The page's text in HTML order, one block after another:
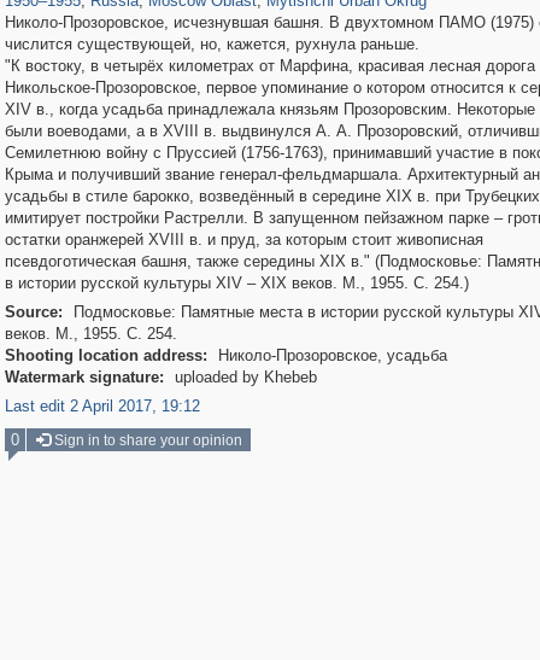
Николо-Прозоровское, исчезнувшая башня. В двухтомном ПАМО
числится существующей, но, кажется, рухнула раньше.
"К востоку, в четырёх километрах от Марфина, красивая лесная дорога
Никольское-Прозоровское, первое упоминание о котором относится к
XIV в., когда усадьба принадлежала князьям Прозоровским. Некоторые
были воеводами, а в XVIII в. выдвинулся А. А. Прозоровский,
Семилетнюю войну с Пруссией (1756-1763), принимавший участие в
Крыма и получивший звание генерал-фельдмаршала. Архитектурный
усадьбы в стиле барокко, возведённый в середине XIX в. при
имитирует постройки Растрелли. В запущенном пейзажном парке –
остатки оранжерей XVIII в. и пруд, за которым стоит живописная
псевдоготическая башня, также середины XIX в." (Подмосковье:
в истории русской культуры XIV – XIX веков. М., 1955. С. 254.)
Source:
Подмосковье: Памятные места в истории русской культуры
веков. М., 1955. С. 254.
Shooting location address:
Николо-Прозоровское, усадьба
Watermark signature:
uploaded by Khebeb
Last edit 2 April 2017, 19:12
0
Sign in to share your opinion